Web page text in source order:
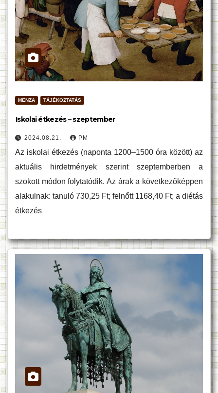
MENZA TÁJÉKOZTATÁS
Iskolai étkezés – szeptember
2024.08.21. PM
Az iskolai étkezés (naponta 1200–1500 óra között) az
aktuális hirdetmények szerint szeptemberben a
szokott módon folytatódik. Az árak a következőképpen
alakulnak: tanuló 730,25 Ft; felnőtt 1168,40 Ft; a diétás
étkezés